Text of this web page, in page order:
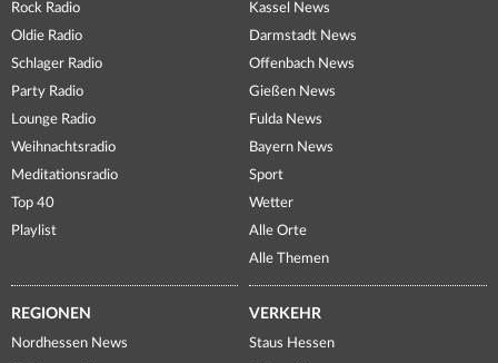
Rock Radio
Oldie Radio
Schlager Radio
Party Radio
Lounge Radio
Weihnachtsradio
Meditationsradio
Top 40
Playlist
Kassel News
Darmstadt News
Offenbach News
Gießen News
Fulda News
Bayern News
Sport
Wetter
Alle Orte
Alle Themen
REGIONEN
Nordhessen News
VERKEHR
Staus Hessen